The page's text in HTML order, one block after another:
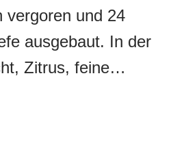
vergoren und 24
ausgebaut. In der
Zitrus, feine